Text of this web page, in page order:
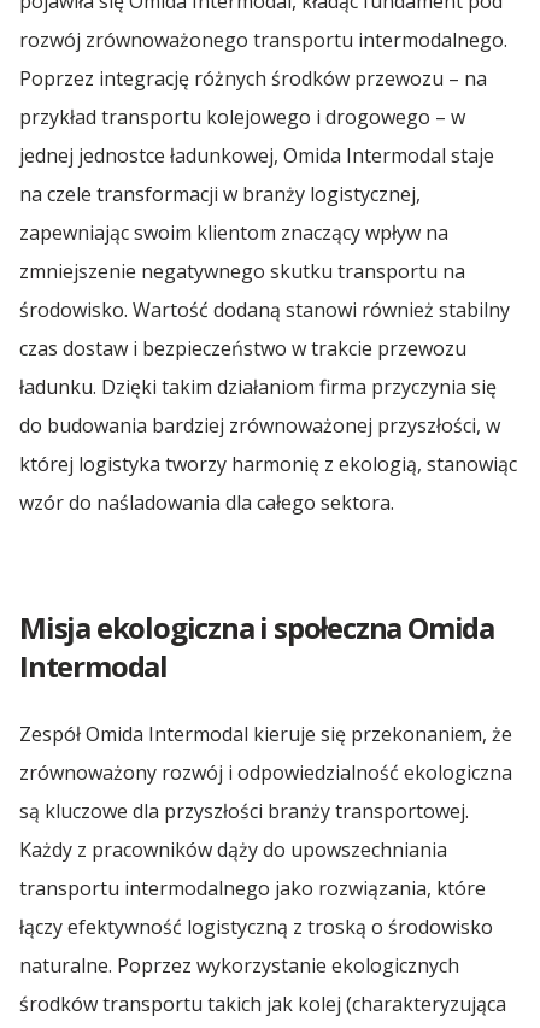
Transport Polska Litwa
Transport Polska Luksemburg
Transport Polska Macedonia
Transport Polska Malta
Transport Polska Monako
Transport Polska Mołdawia
Transport Polska Niemcy
Transport Polska Portugalia
Transport Polska San Marino
Transport Polska Serbia
Transport Polska Szwecja
Transport Polska Słowacja
Transport Produkcja
Transport Nadwozia
Transport Lakierów Samochodowych
Transport Foteli Samochodowych
Transport Opon
Transport Maszyn Rolniczych
Transport Samochodów
Transport Selfstorage
Transport na Lawecie
Transport Nadwozia
Transport Lakierów Samochodowych
Transport Akcesoriów Samochodowych
Transport Foteli Samochodowych
Transport Samochodów
Transport Spożywczy
Transport Napojów
Transport FMCG - Fast Moving Consumer
Transport Owoców
Transport Mięsa
Transport Surowców
Transport Miedzi
Transport Stali
Transport Towarów High Value
Transport Kołowy
Transport Lotniczy
Transport Morski
Transport Multimodalny
Transport Przemysłowy
Transport Samochodowy
Spedycja Międzynarodowa
Spedycja Oleśnica
Spedycja Opole
Spedycja Ostrów Wielkopolski
Spedycja Piotrków Trybunalski
Spedycja Poznań
Spedycja Rumunia 🇷🇴
Spedycja Starachowice
Spedycja Szczecin
Spedycja Toruń
Spedycja Tuszyn
Łańcuch dostaw — definicja, rodzaje oraz metody
...więcej artykułów
The Avenue
Akademia Columbus
Omida Yacht Club
Omida Open
Bal Charytatywny z Sercem Fundacji
Hospicyjnej
Akcja Książkowa V LO
Mundurowy Dzień Dziecka
Białe Lwy
Wsparcie AWFiS
Hospicjum Dutkiewicza
Wsparcie WSAiB
WAJDA, Człowiek z Gdańska
Forum Wizja Rozwoju 2023
Gryf Gospodarczy 2022
Wiedza
Dla Mediów
rozwój zrównoważonego transportu intermodalnego.
Poprzez integrację różnych środków przewozu – na
przykład transportu kolejowego i drogowego – w
jednej jednostce ładunkowej, Omida Intermodal staje
na czele transformacji w branży logistycznej,
zapewniając swoim klientom znaczący wpływ na
zmniejszenie negatywnego skutku transportu na
środowisko. Wartość dodaną stanowi również stabilny
czas dostaw i bezpieczeństwo w trakcie przewozu
ładunku. Dzięki takim działaniom firma przyczynia się
do budowania bardziej zrównoważonej przyszłości, w
której logistyka tworzy harmonię z ekologią, stanowiąc
wzór do naśladowania dla całego sektora.
Misja ekologiczna i społeczna Omida
Intermodal
Zespół Omida Intermodal kieruje się przekonaniem, że
zrównoważony rozwój i odpowiedzialność ekologiczna
są kluczowe dla przyszłości branży transportowej.
Każdy z pracowników dąży do upowszechniania
transportu intermodalnego jako rozwiązania, które
łączy efektywność logistyczną z troską o środowisko
naturalne. Poprzez wykorzystanie ekologicznych
środków transportu takich jak kolej (charakteryzująca